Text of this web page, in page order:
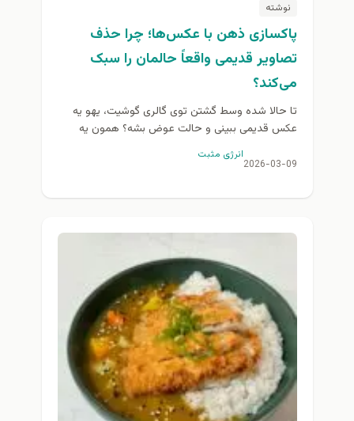
نوشته
پاکسازی ذهن با عکس‌ها؛ چرا حذف
تصاویر قدیمی واقعاً حالمان را سبک
می‌کند؟
تا حالا شده وسط گشتن توی گالری گوشیت، یهو یه
عکس قدیمی ببینی و حالت عوض بشه؟ همون یه
لحظه‌ای که قلبت یه ذره فشرده...
2026-03-09
انرژی مثبت